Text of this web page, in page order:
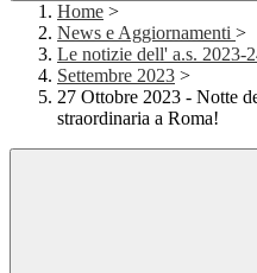
Home >
News e Aggiornamenti >
Le notizie dell' a.s. 2023-
Settembre 2023 >
27 Ottobre 2023 - Notte
straordinaria a Roma!